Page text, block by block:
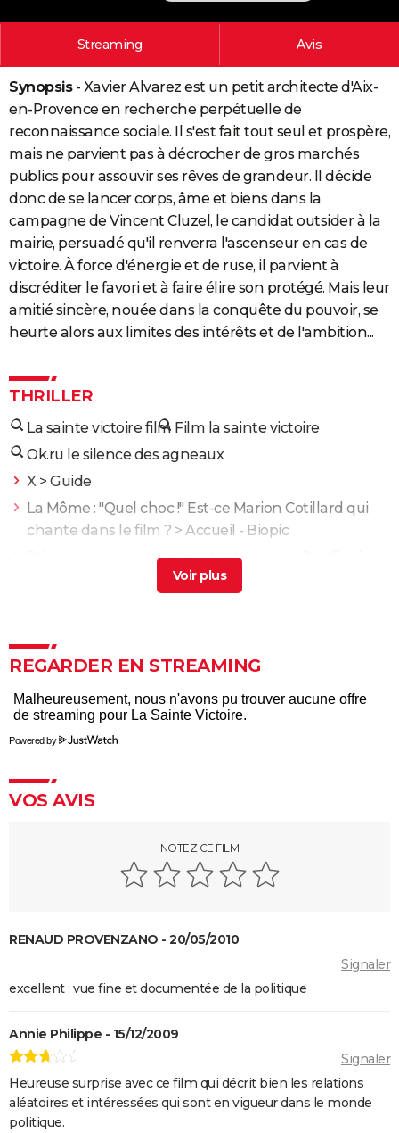
PHOTO
BONS PLANS
CARTE DE VOEUX
Carte de Noël
Carte Bonne année
Carte Saint-Valentin
Carte Pâques
Carte d'anniversaire
DICTIONNAIRE
Dictionnaire
Biographies
Citations
Expressions
Proverbes
PROGRAMME TV
COPAINS D'AVANT
S'inscrire
Se connecter
Lycées
Collèges
Primaires
Universités
Entreprises
Service militaire
Avis de recherche
AVIS DE DÉCÈS
FORUM
Streaming Avis
Synopsis- Xavier Alvarez est un petit architecte d'Aix-
en-Provence en recherche perpétuelle de
reconnaissance sociale. Il s'est fait tout seul et prospère,
mais ne parvient pas à décrocher de gros marchés
publics pour assouvir ses rêves de grandeur. Il décide
donc de se lancer corps, âme et biens dans la
campagne de Vincent Cluzel, le candidat outsider à la
mairie, persuadé qu'il renverra l'ascenseur en cas de
victoire. À force d'énergie et de ruse, il parvient à
discréditer le favori et à faire élire son protégé. Mais leur
amitié sincère, nouée dans la conquête du pouvoir, se
heurte alors aux limites des intérêts et de l'ambition...
THRILLER
La sainte victoire film Film la sainte victoire
Ok.ru le silence des agneaux
X > Guide
La Môme : "Quel choc !" Est-ce Marion Cotillard qui
chante dans le film ? > Accueil - Biopic
Prisoners : vous n'avez pas tout compris ? La fin du
film de Denis Villeneuve expliquée
d'explication
Peut-être pour la vie : la romance Netflix qui fait
voyager entre Hambourg et Istanbul> Guide
Le Prestige : avez-vous bien compris le film ? Les
explications sur la fin
Get Out
Fargo : les frères Coen se moquent totalement des
Un simple accident : Palme d'or, bande-annonce,
française se dévoile dans une bande-annonce
Mort sur le Nil : casting, séances, streaming, bande-
Parasite : après le film, où en est le projet de série
pour HBO ?
Insaisissables 3 : de premières images du braquage
magique et une date de sortie annoncée
REGARDER EN STREAMING
Powered by
VOS AVIS
NOTEZ CE FILM
RENAUD PROVENZANO - 20/05/2010
Signaler
excellent ; vue fine et documentée de la politique
Annie Philippe - 15/12/2009
Signaler
Heureuse surprise avec ce film qui décrit bien les relations
aléatoires et intéressées qui sont en vigueur dans le monde
politique.